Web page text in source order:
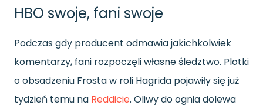
HBO swoje, fani swoje
Podczas gdy producent odmawia jakichkolwiek
komentarzy, fani rozpoczęli własne śledztwo. Plotki
o obsadzeniu Frosta w roli Hagrida pojawiły się już
tydzień temu na Reddicie. Oliwy do ognia dolewa